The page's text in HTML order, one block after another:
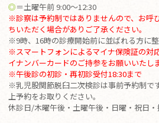
◎＝土曜午前 9:00～12:30
※診察は予約制ではありませんので、お呼
ちいただく場合がありご了承ください。
※9時、16時の診療開始前に並ばれる方に整
※スマートフォンによるマイナ保険証の対
イナンバーカードのご持参をお願いいたしま
※午後診の初診・再初診受付18:30まで
※乳児股関節脱臼二次検診は事前予約制で
上予約をお取りください。
休診日/木曜午後・土曜午後・日曜・祝日